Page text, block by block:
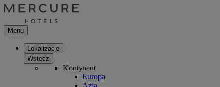
Menu
Lokalizacje
Wstecz
Kontynent
Europa
Azja